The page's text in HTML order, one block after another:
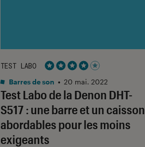
Test Labo de la Denon DHT-
S517 : une barre et un caisson
abordables pour les moins
exigeants
TEST LABO
Noté 4 étoiles sur 5
Barres de son • 20 mai. 2022